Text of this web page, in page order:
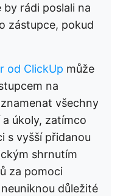
rádi poslali na
zástupce, pokud
od ClickUp může
na
všechny
úkoly, zatímco
s vyšší přidanou
shrnutím
za pomoci
důležité